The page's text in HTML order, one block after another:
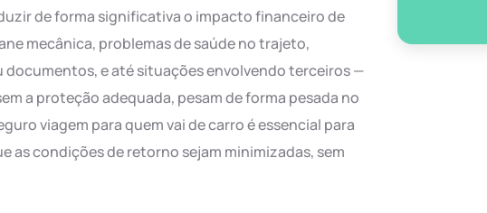
de forma significativa o impacto financeiro de
mecânica, problemas de saúde no trajeto,
e até situações envolvendo terceiros —
a proteção adequada, pesam de forma pesada no
viagem para quem vai de carro é essencial para
as condições de retorno sejam minimizadas, sem